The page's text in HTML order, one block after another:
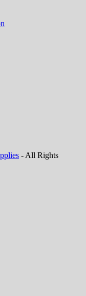
- All Rights